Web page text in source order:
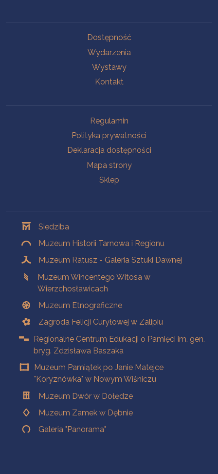
Dostępność
Wydarzenia
Wystawy
Kontakt
Regulamin
Polityka prywatności
Deklaracja dostępności
Mapa strony
Sklep
Siedziba
Muzeum Historii Tarnowa i Regionu
Muzeum Ratusz - Galeria Sztuki Dawnej
Muzeum Wincentego Witosa w
Wierzchosławicach
Muzeum Etnograficzne
Zagroda Felicji Curyłowej w Zalipiu
Regionalne Centrum Edukacji o Pamięci im. gen.
bryg. Zdzisława Baszaka
Muzeum Pamiątek po Janie Matejce
"Koryznówka" w Nowym Wiśniczu
Muzeum Dwór w Dołędze
Muzeum Zamek w Dębnie
Galeria "Panorama"